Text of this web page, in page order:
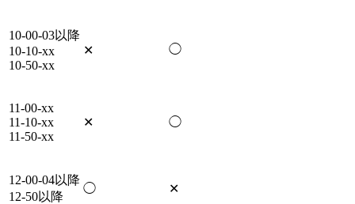
10-00-03以降
10-10-xx
10-50-xx
✕ ◯
11-00-xx
11-10-xx
11-50-xx
✕ ◯
12-00-04以降
12-50以降
◯ ✕